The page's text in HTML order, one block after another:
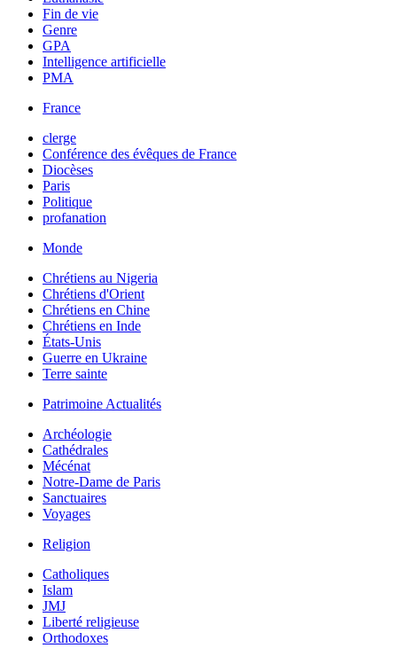
Fin de vie
Genre
GPA
Intelligence artificielle
PMA
France
clerge
Conférence des évêques de France
Diocèses
Paris
Politique
profanation
Monde
Chrétiens au Nigeria
Chrétiens d'Orient
Chrétiens en Chine
Chrétiens en Inde
États-Unis
Guerre en Ukraine
Terre sainte
Patrimoine Actualités
Archéologie
Cathédrales
Mécénat
Notre-Dame de Paris
Sanctuaires
Voyages
Religion
Catholiques
Islam
JMJ
Liberté religieuse
Orthodoxes